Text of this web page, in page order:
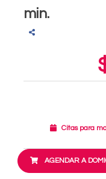
min.
Citas para
AGENDAR A